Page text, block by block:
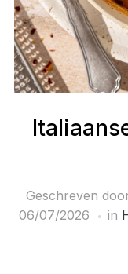
Geschreven
06/07/2026
in